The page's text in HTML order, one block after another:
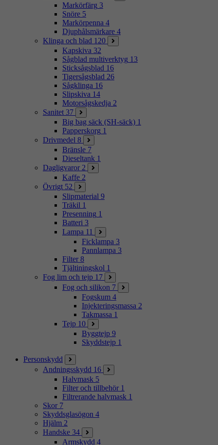
Markörfärg 3
Snöre 5
Markörpenna 4
Djuphålsmärkare 4
Klinga och blad 120
Kapskiva 32
Sågblad multiverktyg 13
Sticksågsblad 16
Tigersågsblad 26
Sågklinga 16
Slipskiva 14
Motorsågskedja 2
Sanitet 37
Big bag säck (SH-säck) 1
Papperskorg 1
Drivmedel 8
Bränsle 7
Dieseltank 1
Dagligvaror 2
Kaffe 2
Övrigt 52
Slipmaterial 9
Träkil 1
Presenning 1
Batteri 3
Lampa 11
Ficklampa 3
Pannlampa 3
Filter 8
Tjältiningskol 1
Fog lim och tejp 17
Fog och silikon 7
Fogskum 4
Injekteringsmassa 2
Takmassa 1
Tejp 10
Byggtejp 9
Skyddstejp 1
Personskydd
Andningsskydd 16
Halvmask 5
Filter och tillbehör 1
Filtrerande halvmask 1
Skor 7
Skyddsglasögon 4
Hjälm 2
Handske 34
Armskydd 4